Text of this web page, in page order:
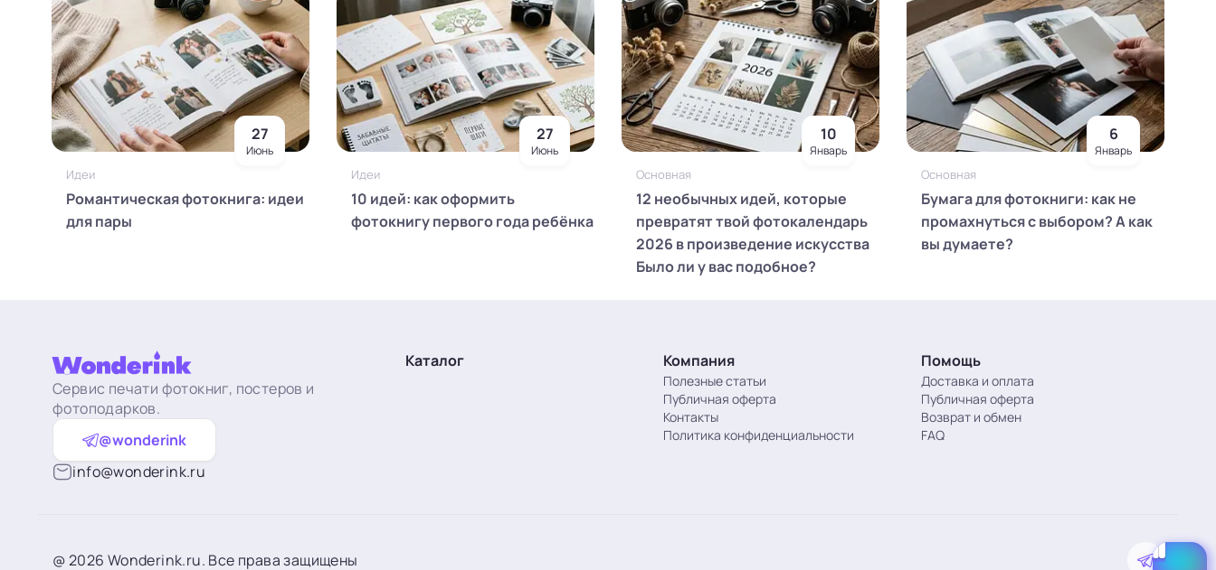
27
Июнь
Идеи
Романтическая фотокнига: идеи
для пары
27
Июнь
Идеи
10 идей: как оформить
фотокнигу первого года ребёнка
10
Январь
Основная
12 необычных идей, которые
превратят твой фотокалендарь
2026 в произведение искусства
Было ли у вас подобное?
6
Январь
Основная
Бумага для фотокниги: как не
промахнуться с выбором? А как
вы думаете?
Сервис печати фотокниг, постеров и
фотоподарков.
@wonderink
info@wonderink.ru
Каталог Компания
Полезные статьи
Публичная оферта
Контакты
Политика конфиденциальности
Помощь
Доставка и оплата
Публичная оферта
Возврат и обмен
FAQ
@ 2026 Wonderink.ru. Все права защищены